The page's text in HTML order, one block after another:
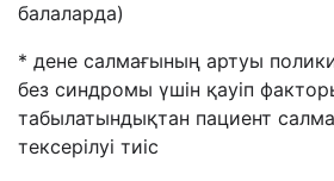
балаларда)
* дене салмағының артуы
без синдромы үшін қауіп
табылатындықтан пациент
тексерілуі тиіс